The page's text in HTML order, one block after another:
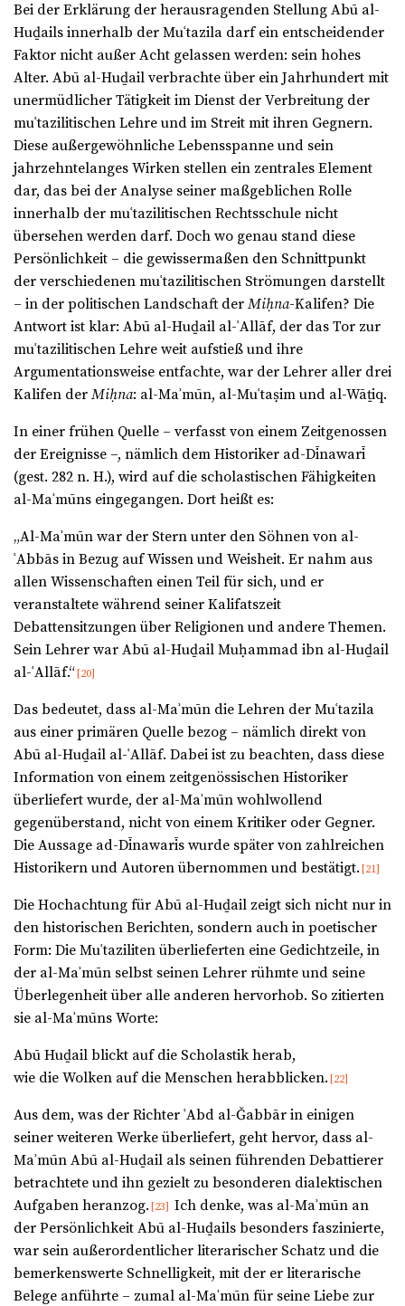
Bei der Erklärung der herausragenden Stellung Abū al-
Huḏails innerhalb der Muʿtazila darf ein entscheidender
Faktor nicht außer Acht gelassen werden: sein hohes
Alter. Abū al-Huḏail verbrachte über ein Jahrhundert mit
unermüdlicher Tätigkeit im Dienst der Verbreitung der
muʿtazilitischen Lehre und im Streit mit ihren Gegnern.
Diese außergewöhnliche Lebensspanne und sein
jahrzehntelanges Wirken stellen ein zentrales Element
dar, das bei der Analyse seiner maßgeblichen Rolle
innerhalb der muʿtazilitischen Rechtsschule nicht
übersehen werden darf. Doch wo genau stand diese
Persönlichkeit – die gewissermaßen den Schnittpunkt
der verschiedenen muʿtazilitischen Strömungen darstellt
– in der politischen Landschaft der Miḥna-Kalifen? Die
Antwort ist klar: Abū al-Huḏail al-ʿAllāf, der das Tor zur
muʿtazilitischen Lehre weit aufstieß und ihre
Argumentationsweise entfachte, war der Lehrer aller drei
Kalifen der Miḥna: al-Maʾmūn, al-Muʿtaṣim und al-Wāṯiq.
In einer frühen Quelle – verfasst von einem Zeitgenossen
der Ereignisse –, nämlich dem Historiker ad-Dīnawarī
(gest. 282 n. H.), wird auf die scholastischen Fähigkeiten
al-Maʾmūns eingegangen. Dort heißt es:
„Al-Maʾmūn war der Stern unter den Söhnen von al-
ʿAbbās in Bezug auf Wissen und Weisheit. Er nahm aus
allen Wissenschaften einen Teil für sich, und er
veranstaltete während seiner Kalifatszeit
Debattensitzungen über Religionen und andere Themen.
Sein Lehrer war Abū al-Huḏail Muḥammad ibn al-Huḏail
al-ʿAllāf.“ [20]
Das bedeutet, dass al-Maʾmūn die Lehren der Muʿtazila
aus einer primären Quelle bezog – nämlich direkt von
Abū al-Huḏail al-ʿAllāf. Dabei ist zu beachten, dass diese
Information von einem zeitgenössischen Historiker
überliefert wurde, der al-Maʾmūn wohlwollend
gegenüberstand, nicht von einem Kritiker oder Gegner.
Die Aussage ad-Dīnawarīs wurde später von zahlreichen
Historikern und Autoren übernommen und bestätigt. [21]
Die Hochachtung für Abū al-Huḏail zeigt sich nicht nur in
den historischen Berichten, sondern auch in poetischer
Form: Die Muʿtaziliten überlieferten eine Gedichtzeile, in
der al-Maʾmūn selbst seinen Lehrer rühmte und seine
Überlegenheit über alle anderen hervorhob. So zitierten
sie al-Maʾmūns Worte:
Abū Huḏail blickt auf die Scholastik herab,
wie die Wolken auf die Menschen herabblicken. [22]
Aus dem, was der Richter ʿAbd al-Ǧabbār in einigen
seiner weiteren Werke überliefert, geht hervor, dass al-
Maʾmūn Abū al-Huḏail als seinen führenden Debattierer
betrachtete und ihn gezielt zu besonderen dialektischen
Aufgaben heranzog. [23] Ich denke, was al-Maʾmūn an
der Persönlichkeit Abū al-Huḏails besonders faszinierte,
war sein außerordentlicher literarischer Schatz und die
bemerkenswerte Schnelligkeit, mit der er literarische
Belege anführte – zumal al-Maʾmūn für seine Liebe zur